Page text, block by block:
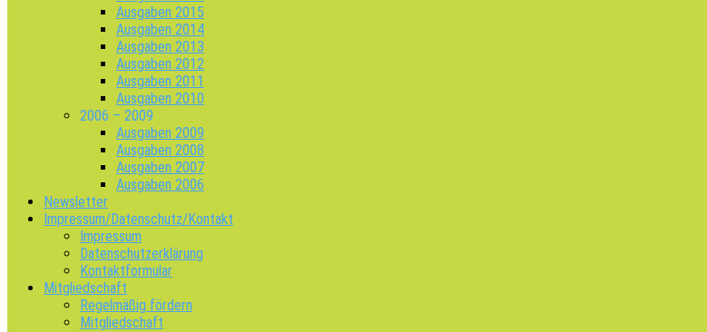
Ausgaben 2015
Ausgaben 2014
Ausgaben 2013
Ausgaben 2012
Ausgaben 2011
Ausgaben 2010
2006 – 2009
Ausgaben 2009
Ausgaben 2008
Ausgaben 2007
Ausgaben 2006
Newsletter
Impressum/Datenschutz/Kontakt
Impressum
Datenschutzerklärung
Kontaktformular
Mitgliedschaft
Regelmäßig fördern
Mitgliedschaft